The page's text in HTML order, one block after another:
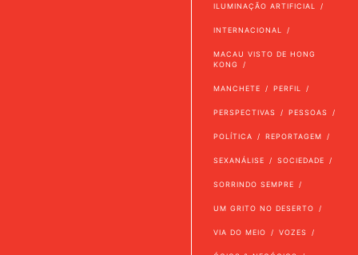
ILUMINAÇÃO ARTIFICIAL
INTERNACIONAL
MACAU VISTO DE HONG
KONG
MANCHETE PERFIL
PERSPECTIVAS PESSOAS
POLÍTICA REPORTAGEM
SEXANÁLISE SOCIEDADE
SORRINDO SEMPRE
UM GRITO NO DESERTO
VIA DO MEIO VOZES